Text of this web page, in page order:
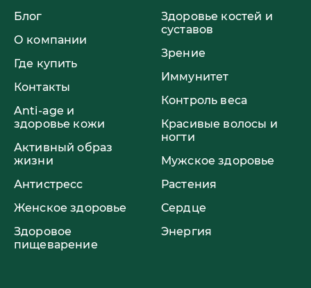
Блог
О компании
Где купить
Контакты
Anti-age и
здоровье кожи
Активный образ
жизни
Антистресс
Женское здоровье
Здоровое
пищеварение
Здоровье костей и
суставов
Зрение
Иммунитет
Контроль веса
Красивые волосы и
ногти
Мужское здоровье
Растения
Сердце
Энергия